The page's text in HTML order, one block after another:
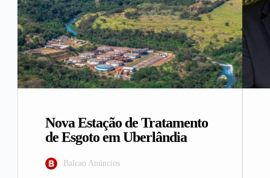
Nova Estação de Tratamento
de Esgoto em Uberlândia
Balcao Anúncios